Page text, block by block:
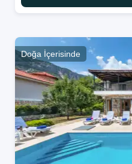
Doğa İçerisinde